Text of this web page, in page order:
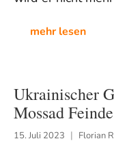
mehr lesen
Ukrainischer
Mossad
15. Juli 2023 Florian